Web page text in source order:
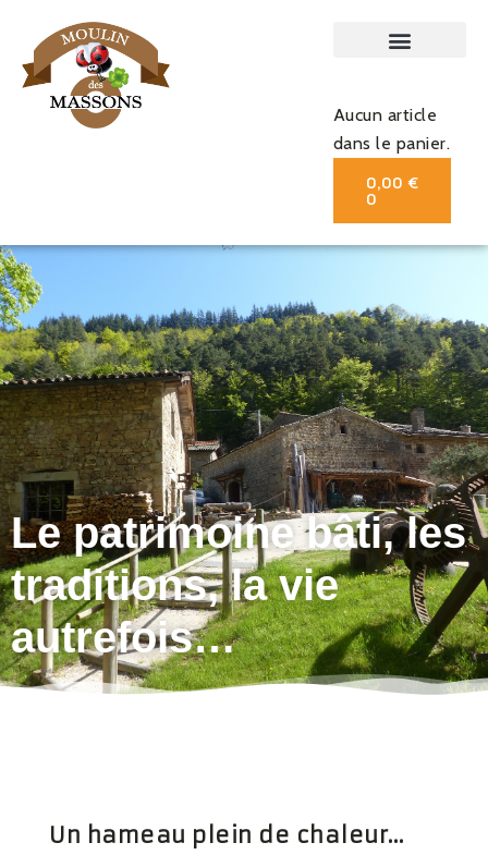
Aucun article
dans le panier.
0,00 €
0
Le patrimoine bâti, les
traditions, la vie
autrefois…
Un hameau plein de chaleur…